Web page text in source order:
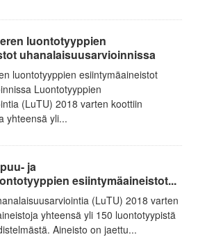
luontotyyppien
uhanalaisuusarvioinnissa
luontotyyppien esiintymäaineistot
Luontotyyppien
(LuTU) 2018 varten koottiin
yhteensä yli...
ja
esiintymäaineistot...
(LuTU) 2018 varten
yhteensä yli 150 luontotyypistä
Aineisto on jaettu...